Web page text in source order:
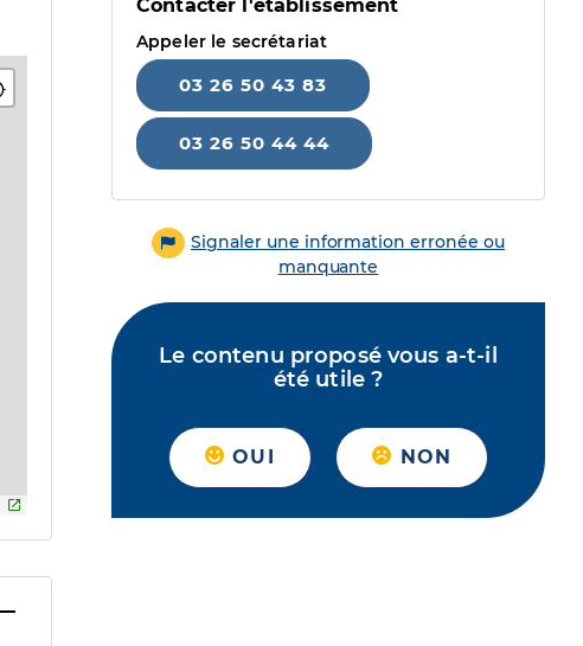
Contacter l'établissement
Appeler le secrétariat
03 26 50 43 83
03 26 50 44 44
Signaler une information erronée ou
manquante
Le contenu proposé vous a-t-il
été utile ?
OUI NON